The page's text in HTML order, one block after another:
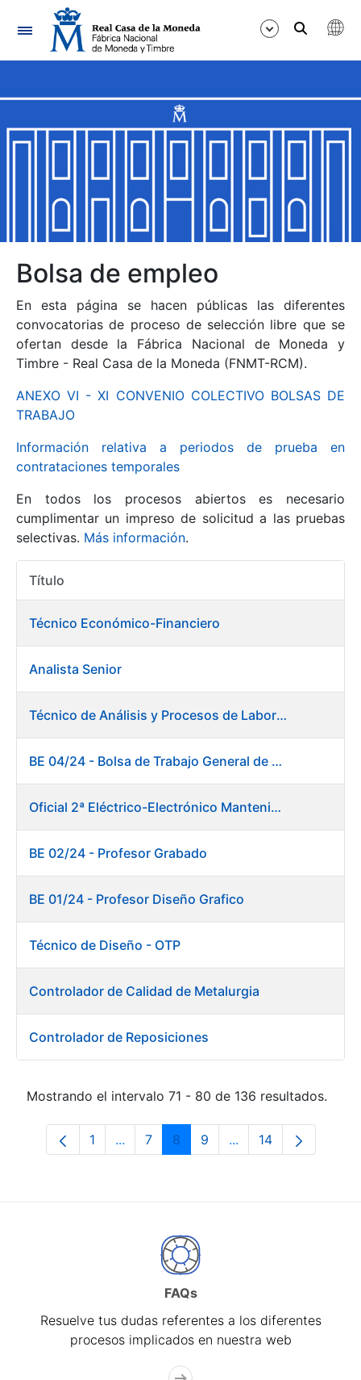
Navegación
Mostrar/Ocultar
Mostrar/Ocultar
Mostrar/Ocultar
Mostrar/Ocultar
Mostrar/Ocultar
Mostrar/Ocultar
Mostrar/Ocultar
Bolsa de empleo
En esta página se hacen públicas las diferentes
convocatorias de proceso de selección libre que se
ofertan desde la Fábrica Nacional de Moneda y
Timbre - Real Casa de la Moneda (FNMT-RCM).
ANEXO VI - XI CONVENIO COLECTIVO BOLSAS DE
TRABAJO
Información relativa a periodos de prueba en
contrataciones temporales
En todos los procesos abiertos es necesario
cumplimentar un impreso de solicitud a las pruebas
selectivas. Más información.
Título
Técnico Económico-Financiero
Analista Senior
Técnico de Análisis y Procesos de Laboratorio
BE 04/24 - Bolsa de Trabajo General de Producción. Fábrica de Papel
Oficial 2ª Eléctrico-Electrónico Mantenimiento Destacado
BE 02/24 - Profesor Grabado
BE 01/24 - Profesor Diseño Grafico
Técnico de Diseño - OTP
Controlador de Calidad de Metalurgia
Controlador de Reposiciones
Mostrando el intervalo 71 - 80 de 136 resultados.
Página
1 ...Páginas intermedias Use TAB para
Página
7 Página
8 Página
9 ...Páginas intermedias
Página
14
FAQs
Resuelve tus dudas referentes a los diferentes
procesos implicados en nuestra web